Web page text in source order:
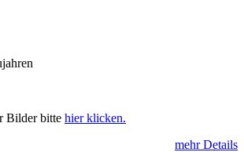
Bilder bitte hier klicken.
mehr Details